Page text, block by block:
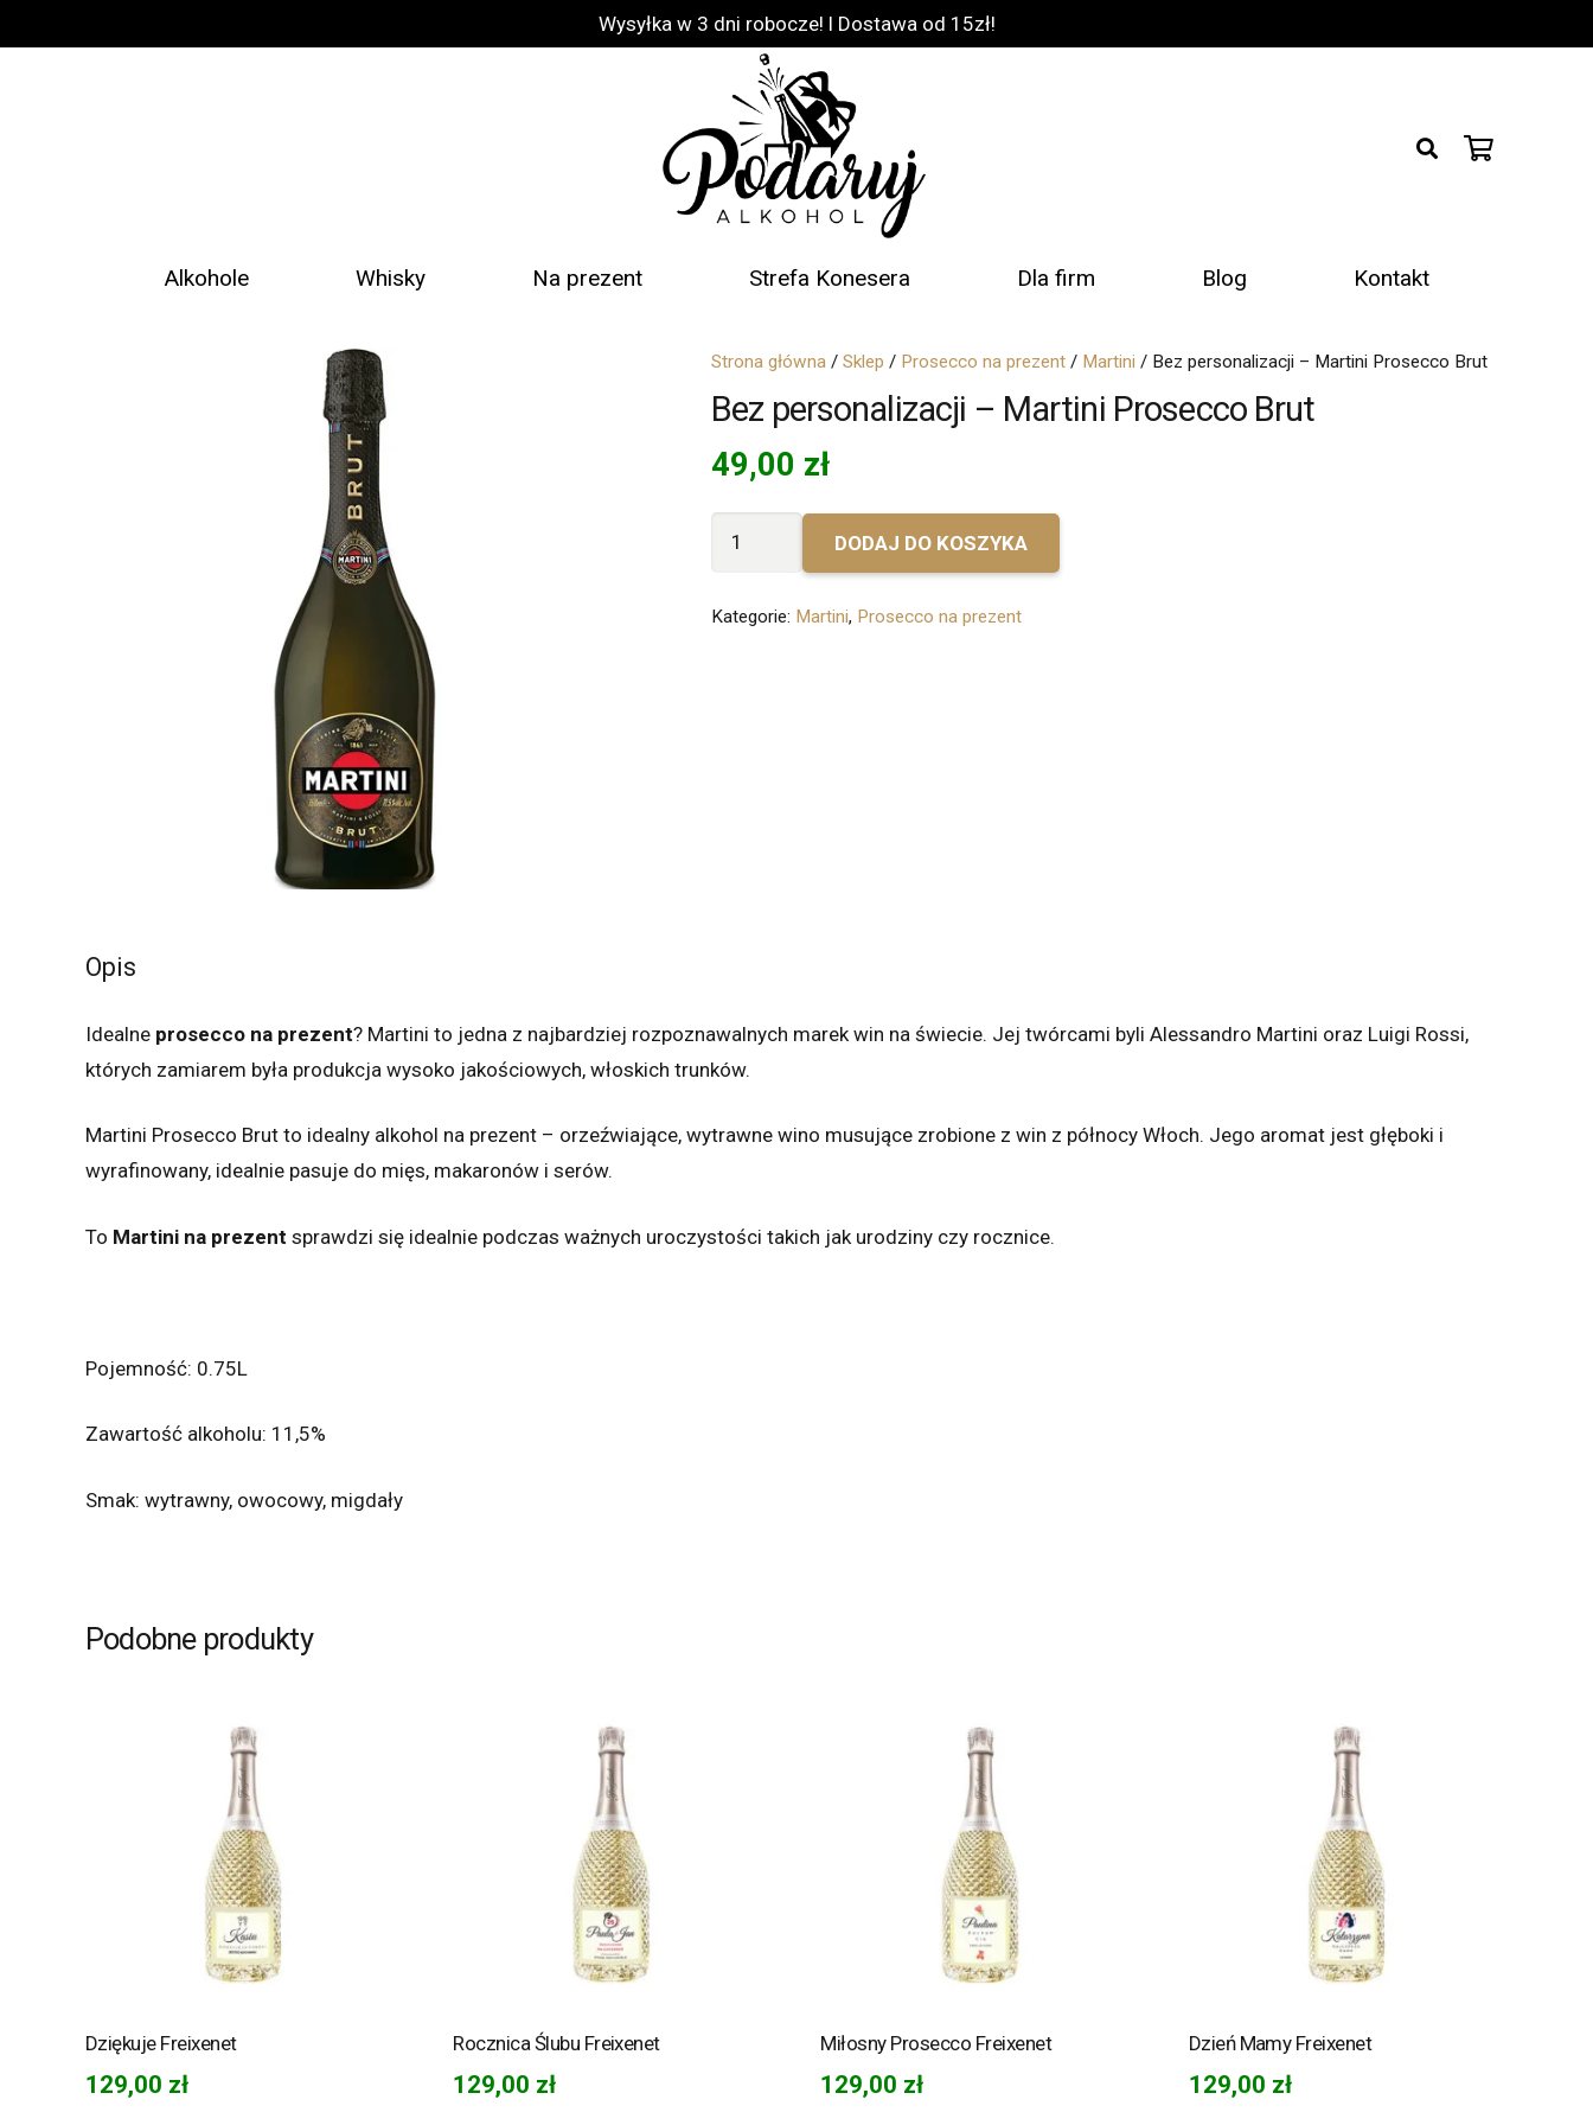
Wysyłka w 3 dni robocze! l Dostawa od 15zł!
Alkohole Whisky Na prezent Strefa Konesera Dla firm Blog Kontakt
Strona główna / Sklep / Prosecco na prezent / Martini / Bez personalizacji – Martini Prosecco Brut
Bez personalizacji – Martini Prosecco Brut
49,00 zł
ilość
Bez
DODAJ DO KOSZYKA
Kategorie: Martini, Prosecco na prezent
Opis
Idealne prosecco na prezent? Martini to jedna z najbardziej rozpoznawalnych marek win na świecie. Jej twórcami byli Alessandro Martini oraz Luigi Rossi,
których zamiarem była produkcja wysoko jakościowych, włoskich trunków.
Martini Prosecco Brut to idealny alkohol na prezent – orzeźwiające, wytrawne wino musujące zrobione z win z północy Włoch. Jego aromat jest głęboki i
wyrafinowany, idealnie pasuje do mięs, makaronów i serów.
To Martini na prezent sprawdzi się idealnie podczas ważnych uroczystości takich jak urodziny czy rocznice.
Pojemność: 0.75L
Zawartość alkoholu: 11,5%
Smak: wytrawny, owocowy, migdały
Podobne produkty
Dziękuje Freixenet
129,00 zł
Rocznica Ślubu Freixenet
129,00 zł
Miłosny Prosecco Freixenet
129,00 zł
Dzień Mamy Freixenet
129,00 zł